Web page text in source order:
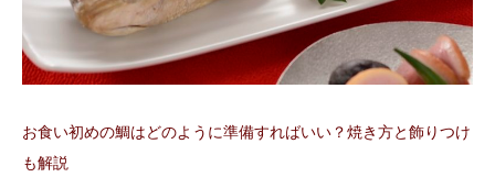
お食い初めの鯛はどのように準備すればいい？焼き方と飾りつけ
も解説